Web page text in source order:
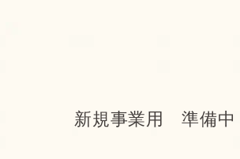
新規事業用 準備中